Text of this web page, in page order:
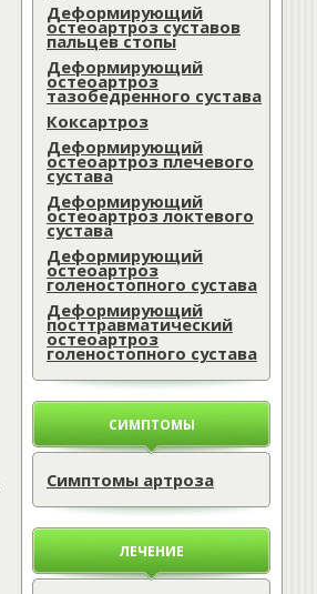
Деформирующий
остеоартроз суставов
пальцев стопы
Деформирующий
остеоартроз
тазобедренного сустава
Коксартроз
Деформирующий
остеоартроз плечевого
сустава
Деформирующий
остеоартроз локтевого
сустава
Деформирующий
остеоартроз
голеностопного сустава
Деформирующий
посттравматический
остеоартроз
голеностопного сустава
СИМПТОМЫ
Симптомы артроза
ЛЕЧЕНИЕ